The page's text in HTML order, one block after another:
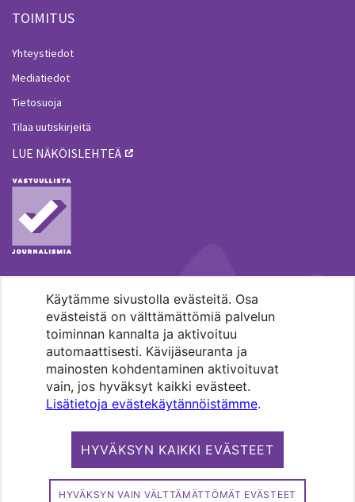
Käytämme sivustolla evästeitä. Osa
evästeistä on välttämättömiä palvelun
toiminnan kannalta ja aktivoituu
automaattisesti. Kävijäseuranta ja
mainosten kohdentaminen aktivoituvat
vain, jos hyväksyt kaikki evästeet.
Lisätietoja evästekäytännöistämme.
HYVÄKSYN KAIKKI EVÄSTEET
HYVÄKSYN VAIN VÄLTTÄMÄTTÖMÄT EVÄSTEET
TOIMITUS
Yhteystiedot
Mediatiedot
Tietosuoja
Tilaa uutiskirjeitä
LUE NÄKÖISLEHTEÄ
MENOHAKU
Pääkaupunkiseudun evankelis-
luterilaisten seurakuntien media.
Copyright 2026. Kirkko ja kaupunki. All
rights reserved.